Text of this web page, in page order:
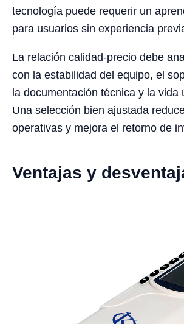
tecnología puede requerir un
para usuarios sin experiencia
La relación calidad-precio debe
con la estabilidad del equipo, el
la documentación técnica y la vida
Una selección bien ajustada
operativas y mejora el retorno de
Ventajas y